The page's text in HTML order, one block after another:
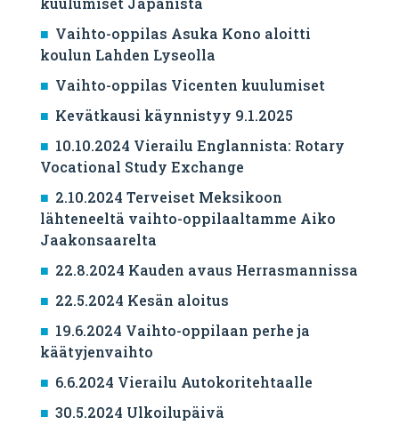
Vaihto-oppilas Asuka Kono aloitti
koulun Lahden Lyseolla
Vaihto-oppilas Vicenten kuulumiset
Kevätkausi käynnistyy 9.1.2025
10.10.2024 Vierailu Englannista: Rotary
Vocational Study Exchange
2.10.2024 Terveiset Meksikoon
lähteneeltä vaihto-oppilaaltamme Aiko
Jaakonsaarelta
22.8.2024 Kauden avaus Herrasmannissa
22.5.2024 Kesän aloitus
19.6.2024 Vaihto-oppilaan perhe ja
käätyjenvaihto
6.6.2024 Vierailu Autokoritehtaalle
30.5.2024 Ulkoilupäivä